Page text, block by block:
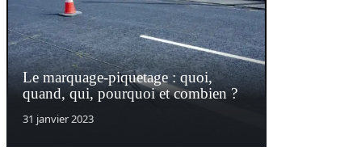
Le marquage-piquetage : quoi,
quand, qui, pourquoi et combien ?
31 janvier 2023